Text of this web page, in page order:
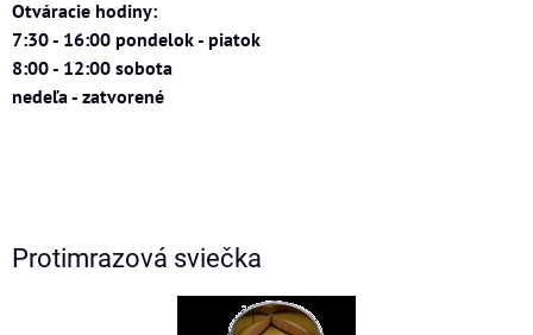
Otváracie hodiny:
7:30 - 16:00 pondelok - piatok
8:00 - 12:00 sobota
nedeľa - zatvorené
Protimrazová sviečka